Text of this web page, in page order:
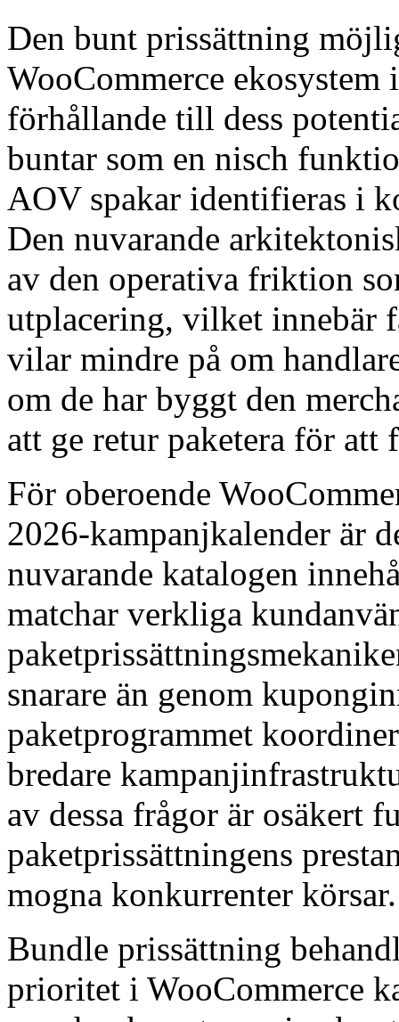
Den bunt prissättning
WooCommerce
förhållande till dess
buntar som en nisch
AOV spakar identifieras i
Den nuvarande
av den operativa friktion
utplacering, vilket innebär
vilar mindre på om
om de har byggt den
att ge retur paketera för
För oberoende
2026-kampanjkalender är
nuvarande katalogen
matchar verkliga
snarare än genom
paketprogrammet
bredare
av dessa frågor är osäkert
paketprissättningens
mogna konkurrenter körsar.
Bundle prissättning
prioritet i WooCommerce